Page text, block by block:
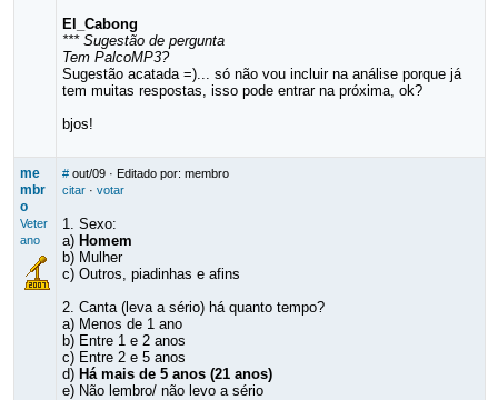
El_Cabong
*** Sugestão de pergunta
Tem PalcoMP3?
Sugestão acatada =)... só não vou incluir na análise porque já
tem muitas respostas, isso pode entrar na próxima, ok?
bjos!
me
mbr
o
Veter
ano
# out/09· Editado por: membro
citar· votar
1. Sexo:
a) Homem
b) Mulher
c) Outros, piadinhas e afins
2. Canta (leva a sério) há quanto tempo?
a) Menos de 1 ano
b) Entre 1 e 2 anos
c) Entre 2 e 5 anos
d) Há mais de 5 anos (21 anos)
e) Não lembro/ não levo a sério